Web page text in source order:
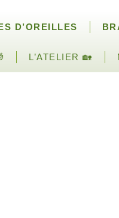
D’OREILLES
L’ATELIER 🏡